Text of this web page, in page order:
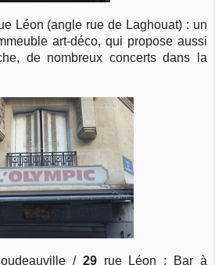
Léon (angle rue de Laghouat) : un
art-déco, qui propose aussi
de nombreux concerts dans la
/ 29rue Léon : Bar à